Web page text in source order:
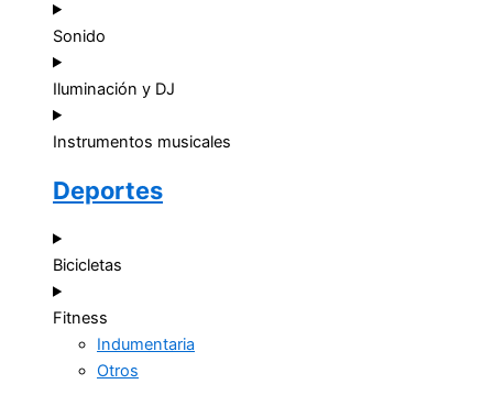
Sonido
Iluminación y DJ
Instrumentos musicales
Deportes
Bicicletas
Fitness
Indumentaria
Otros